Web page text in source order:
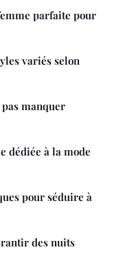
parfaite pour
variés selon
pas manquer
dédiée à la mode
pour séduire à
des nuits